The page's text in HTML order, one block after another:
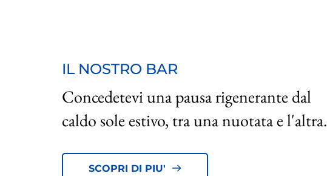
IL NOSTRO BAR
Concedetevi una pausa rigenerante dal
caldo sole estivo, tra una nuotata e l'altra.
SCOPRI DI PIU'